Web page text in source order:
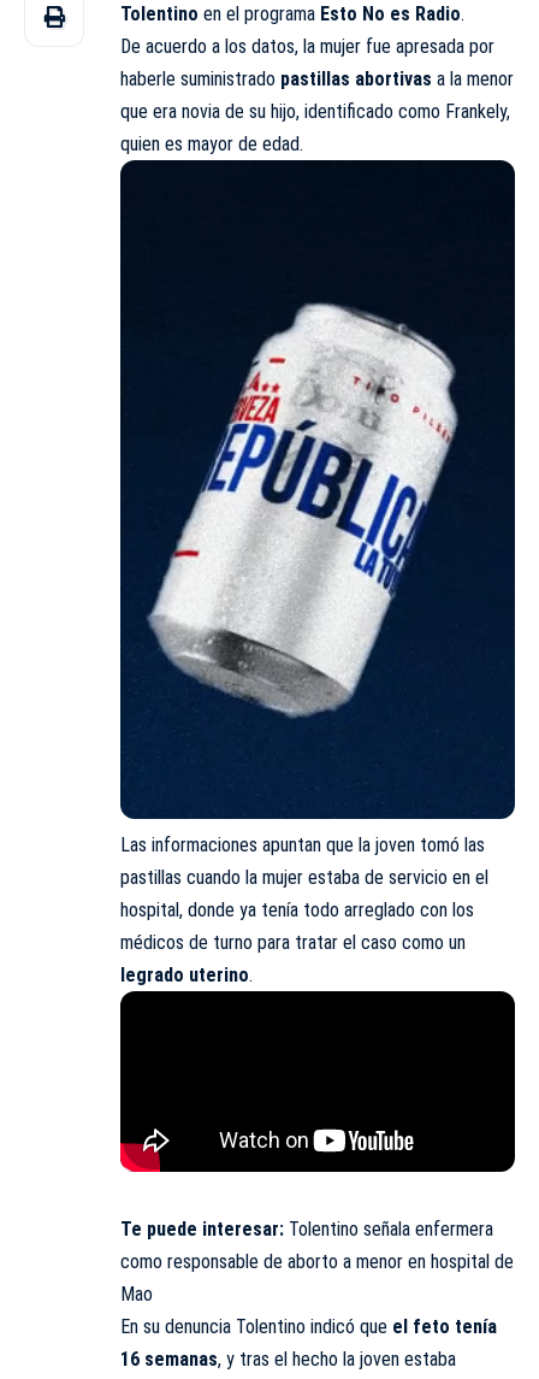
Tolentino en el programa Esto No es Radio.
De acuerdo a los datos, la mujer fue apresada por
haberle suministrado pastillas abortivas a la menor
que era novia de su hijo, identificado como Frankely,
quien es mayor de edad.
Las informaciones apuntan que la joven tomó las
pastillas cuando la mujer estaba de servicio en el
hospital, donde ya tenía todo arreglado con los
médicos de turno para tratar el caso como un
legrado uterino.
Te puede interesar: Tolentino señala enfermera
como responsable de aborto a menor en hospital de
Mao
En su denuncia Tolentino indicó que el feto tenía
16 semanas, y tras el hecho la joven estaba